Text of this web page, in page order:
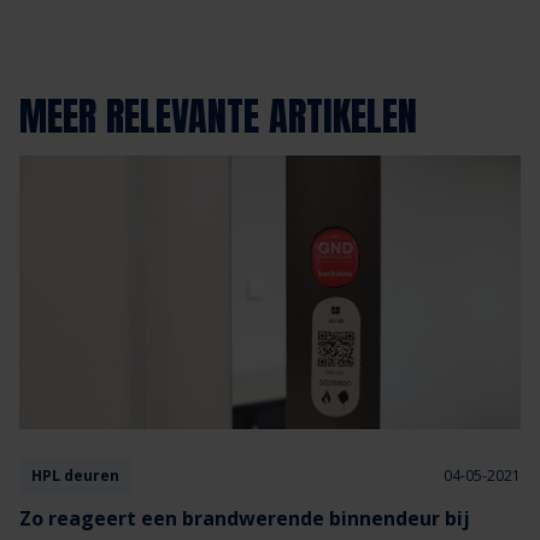
MEER RELEVANTE ARTIKELEN
HPL deuren 04-05-2021
Zo reageert een brandwerende binnendeur bij